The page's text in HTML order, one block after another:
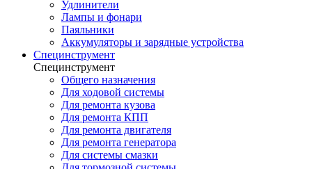
Удлинители
Лампы и фонари
Паяльники
Аккумуляторы и зарядные устройства
Специнструмент
Специнструмент
Общего назначения
Для ходовой системы
Для ремонта кузова
Для ремонта КПП
Для ремонта двигателя
Для ремонта генератора
Для системы смазки